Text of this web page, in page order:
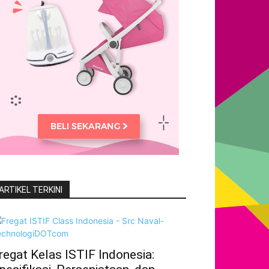
TERKINI
Kelas ISTIF Indonesia: